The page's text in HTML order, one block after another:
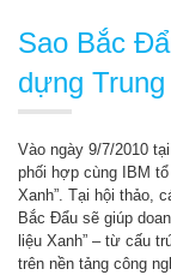
Sao Bắc
dựng
Vào ngày 9/7/2010
phối hợp cùng IBM
Xanh”. Tại hội thảo,
Bắc Đẩu sẽ giúp
liệu Xanh” – từ cấu
trên nền tảng công